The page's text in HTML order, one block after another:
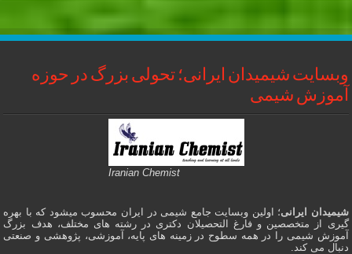
وبسایت شیمیدان ایرانی؛ تحولی بزرگ در حوزه
آموزش شیمی
Iranian Chemist
شیمیدان ایرانی؛ اولین وبسایت جامع شیمی در ایران محسوب میشود که با بهره
گیری از متخصصین و فارغ التحصیلان دکتری در رشته های مختلف، هدف بزرگ
آموزش شیمی را در همه سطوح در زمینه های پایه، آموزشی، پژوهشی و صنعتی
دنبال می کند.